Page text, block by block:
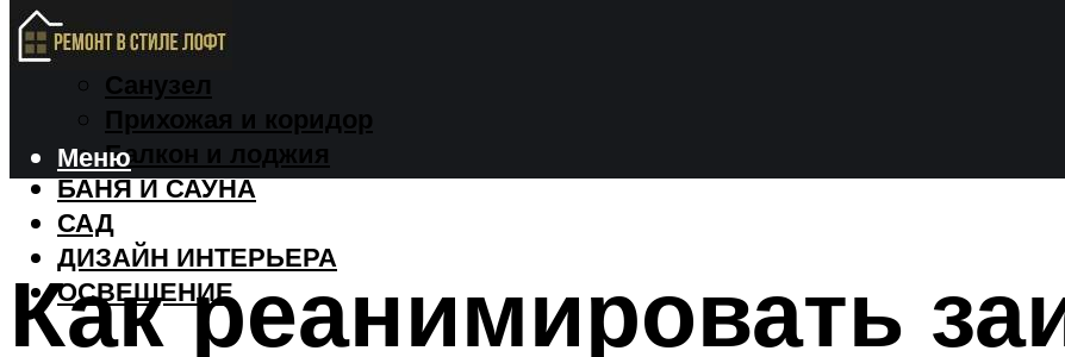
Спальня
Санузел
Прихожая и коридор
Балкон и лоджия
БАНЯ И САУНА
САД
ДИЗАЙН ИНТЕРЬЕРА
ОСВЕЩЕНИЕ
Меню
Как реанимировать